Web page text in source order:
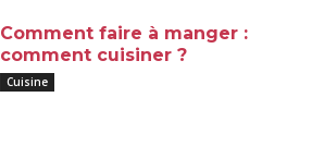
Comment faire à manger :
comment cuisiner ?
Cuisine